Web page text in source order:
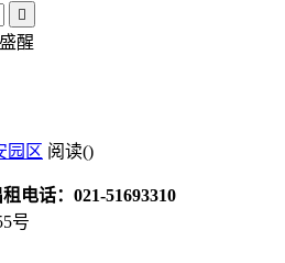

醒
园区 阅读()
电话：021-51693310
号